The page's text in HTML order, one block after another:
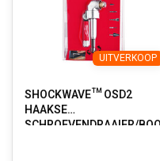
UITVERKOOP
SHOCKWAVE™ OSD2
HAAKSE
SCHROEVENDRAAIER/